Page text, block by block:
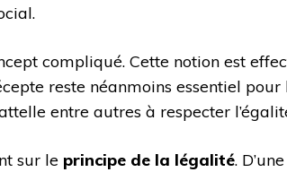
compliqué. Cette notion est
reste néanmoins essentiel
entre autres à respecter
sur le principe de la légalité.